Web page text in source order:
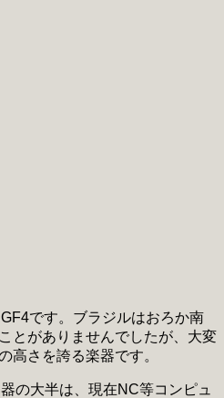
です。ブラジルはおろか南
とがありませんでしたが、大変
高さを誇る楽器です。
の大半は、現在NC等コンピュ